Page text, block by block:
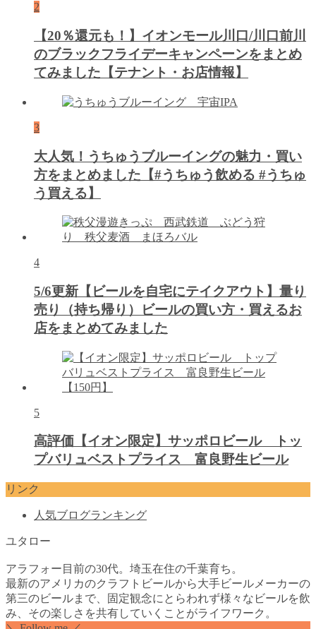
2
【20％還元も！】イオンモール川口/川口前川
のブラックフライデーキャンペーンをまとめ
てみました【テナント・お店情報】
3
大人気！うちゅうブルーイングの魅力・買い
方をまとめました【#うちゅう飲める #うちゅ
う買える】
4
5/6更新【ビールを自宅にテイクアウト】量り
売り（持ち帰り）ビールの買い方・買えるお
店をまとめてみました
5
高評価【イオン限定】サッポロビール トッ
プバリュベストプライス 富良野生ビール
リンク
人気ブログランキング
ユタロー
アラフォー目前の30代。埼玉在住の千葉育ち。
最新のアメリカのクラフトビールから大手ビールメーカーの
第三のビールまで、固定観念にとらわれず様々なビールを飲
み、その楽しさを共有していくことがライフワーク。